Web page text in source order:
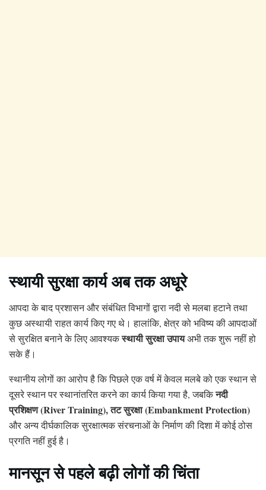
स्थायी सुरक्षा कार्य अब तक अधूरे
आपदा के बाद प्रशासन और संबंधित विभागों द्वारा नदी से मलबा हटाने तथा
कुछ अस्थायी राहत कार्य किए गए थे। हालांकि, क्षेत्र को भविष्य की आपदाओं
से सुरक्षित बनाने के लिए आवश्यकस्थायी सुरक्षा उपायअभी तक शुरू नहीं हो
सके हैं।
स्थानीय लोगों का आरोप है कि पिछले एक वर्ष में केवल मलबे को एक स्थान से
दूसरे स्थान पर स्थानांतरित करने का कार्य किया गया है, जबकिनदी
प्रशिक्षण (River Training), तट सुरक्षा (Embankment Protection)
और अन्य दीर्घकालिक सुरक्षात्मक संरचनाओं के निर्माण की दिशा में कोई ठोस
प्रगति नहीं हुई है।
मानसून से पहले बढ़ी लोगों की चिंता